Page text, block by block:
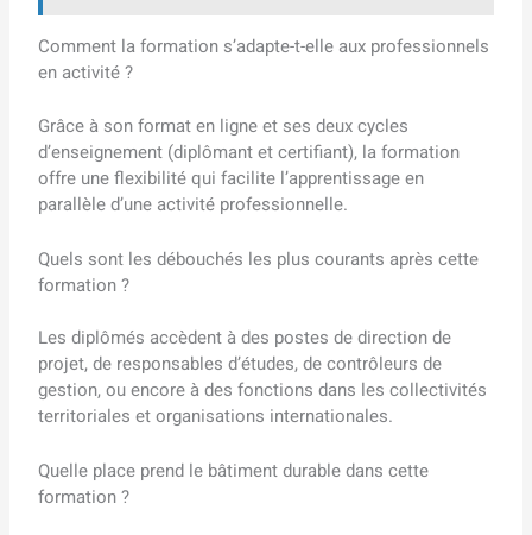
Comment la formation s’adapte-t-elle aux professionnels
en activité ?
Grâce à son format en ligne et ses deux cycles
d’enseignement (diplômant et certifiant), la formation
offre une flexibilité qui facilite l’apprentissage en
parallèle d’une activité professionnelle.
Quels sont les débouchés les plus courants après cette
formation ?
Les diplômés accèdent à des postes de direction de
projet, de responsables d’études, de contrôleurs de
gestion, ou encore à des fonctions dans les collectivités
territoriales et organisations internationales.
Quelle place prend le bâtiment durable dans cette
formation ?